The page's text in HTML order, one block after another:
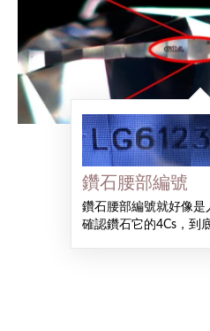
鑽石腰部編號
鑽石腰部編號就好像是
確認鑽石它的4Cs，到